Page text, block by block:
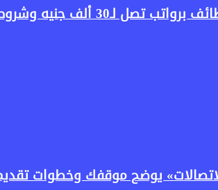
يوضح موقفك وخطوات